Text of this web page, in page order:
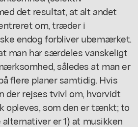
det resultat, at alt andet
om, træder i
endog forbliver ubemærket.
man har særdeles vanskeligt
således at man er
flere planer samtidig. Hvis
rejses tvivl om, hvorvidt
opleves, som den er tænkt; to
er 1) at musikken